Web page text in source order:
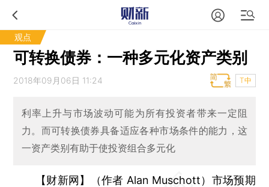
观点
可转换债券：一种多元化资产类别
2018年09月06日 11:24 T中
利率上升与市场波动可能为所有投资者带来一定阻
力。而可转换债券具备适应各种市场条件的能力，这
一资产类别有助于使投资组合多元化
【财新网】（作者 Alan Muschott） 市场预期